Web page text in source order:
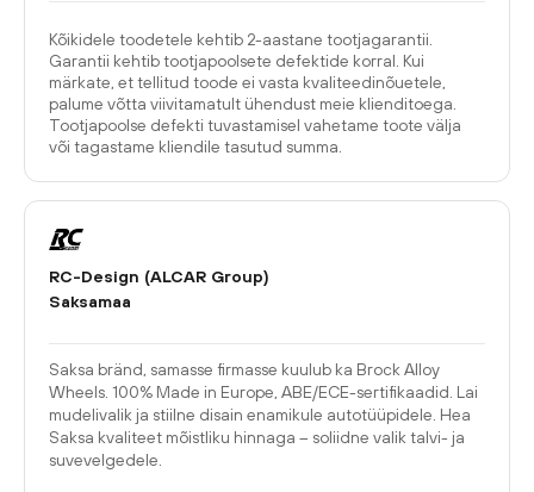
Kõikidele toodetele kehtib 2-aastane tootjagarantii.
Garantii kehtib tootjapoolsete defektide korral. Kui
märkate, et tellitud toode ei vasta kvaliteedinõuetele,
palume võtta viivitamatult ühendust meie klienditoega.
Tootjapoolse defekti tuvastamisel vahetame toote välja
või tagastame kliendile tasutud summa.
RC-Design (ALCAR Group)
Saksamaa
Saksa bränd, samasse firmasse kuulub ka Brock Alloy
Wheels. 100% Made in Europe, ABE/ECE-sertifikaadid. Lai
mudelivalik ja stiilne disain enamikule autotüüpidele. Hea
Saksa kvaliteet mõistliku hinnaga – soliidne valik talvi- ja
suvevelgedele.